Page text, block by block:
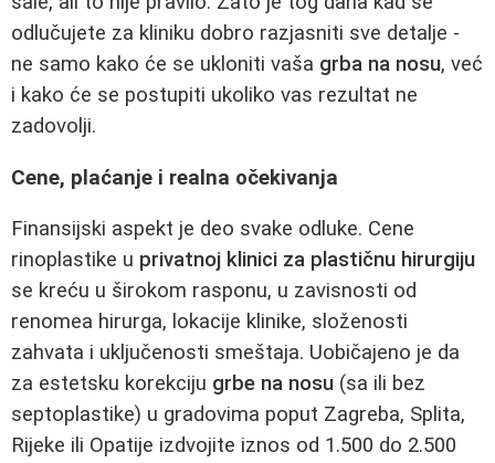
odlučujete za kliniku dobro razjasniti sve detalje -
ne samo kako će se ukloniti vaša grba na nosu, već
i kako će se postupiti ukoliko vas rezultat ne
zadovolji.
Cene, plaćanje i realna očekivanja
Finansijski aspekt je deo svake odluke. Cene
rinoplastike u privatnoj klinici za plastičnu hirurgiju
se kreću u širokom rasponu, u zavisnosti od
renomea hirurga, lokacije klinike, složenosti
zahvata i uključenosti smeštaja. Uobičajeno je da
za estetsku korekciju grbe na nosu (sa ili bez
septoplastike) u gradovima poput Zagreba, Splita,
Rijeke ili Opatije izdvojite iznos od 1.500 do 2.500